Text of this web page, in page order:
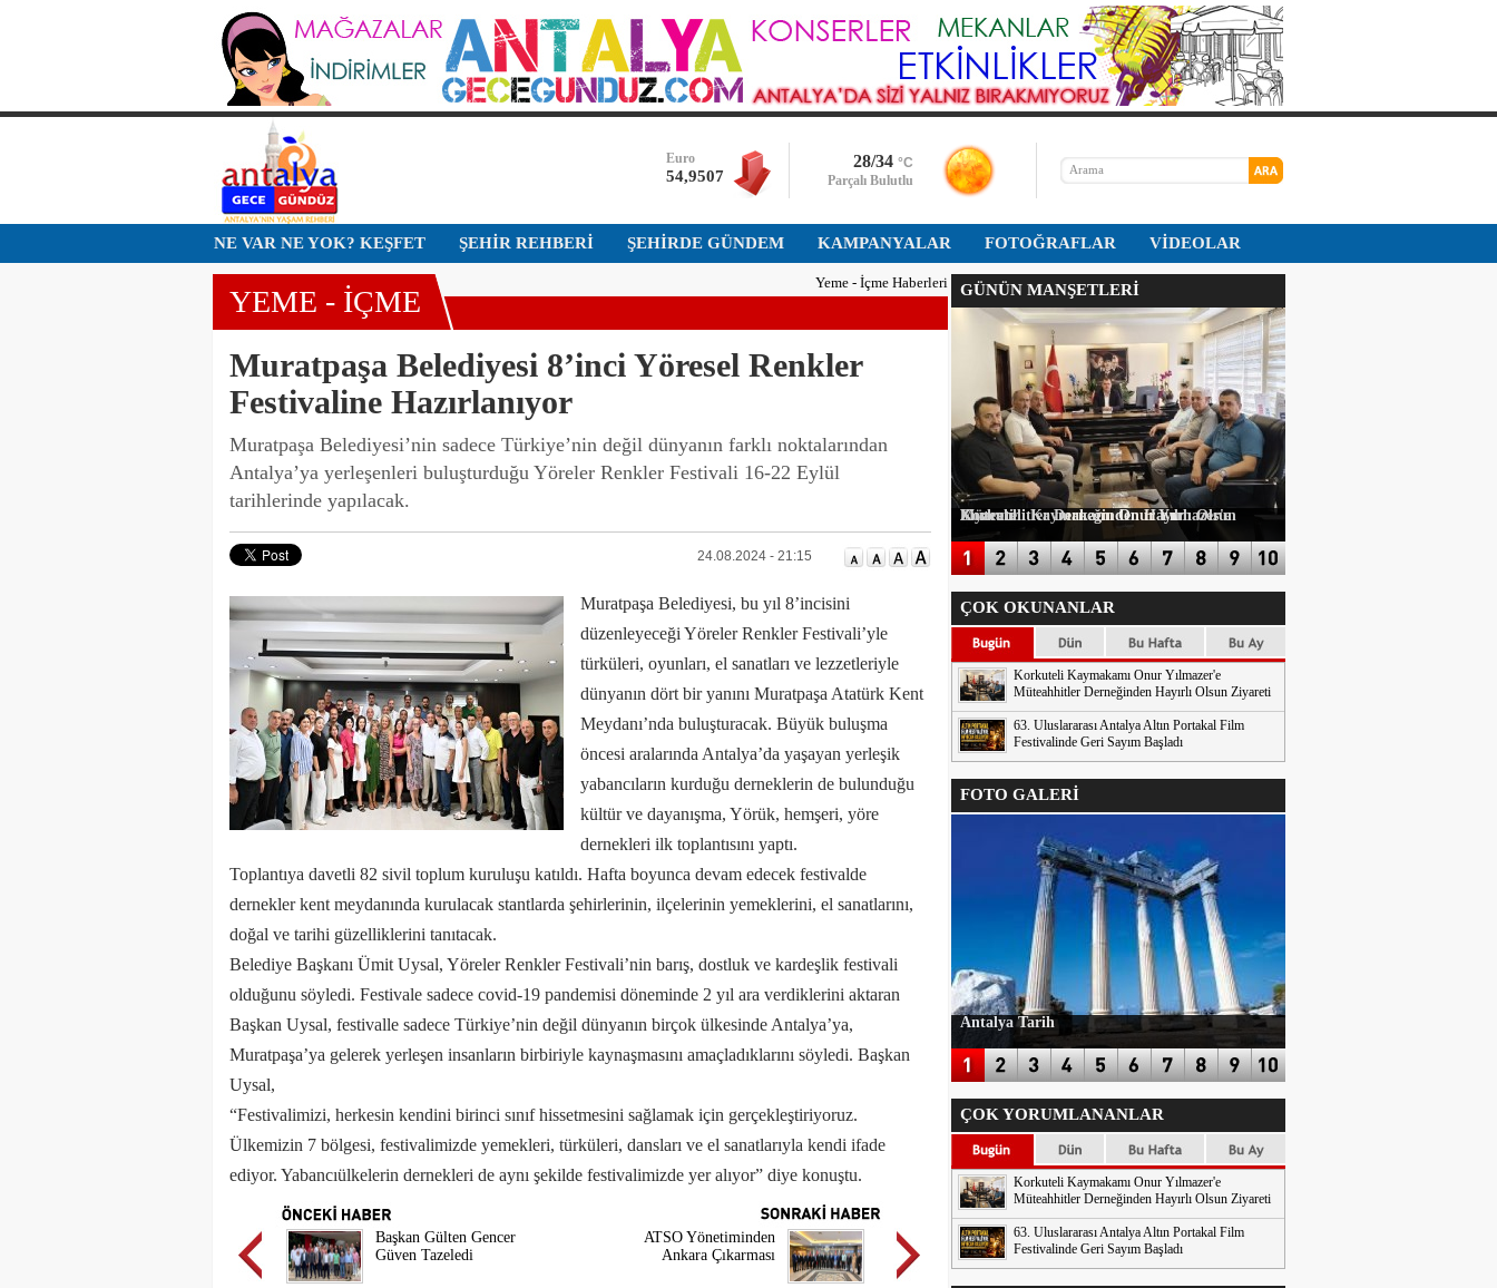
Bist-100
13.798,820
Dolar
47,5922
Euro
54,9507
Altın
6.482,627
Dolar
47,5922
28/34 °C
Parçalı Bulutlu
NE VAR NE YOK? KEŞFET ŞEHİR REHBERİ ŞEHİRDE GÜNDEM KAMPANYALAR FOTOĞRAFLAR VİDEOLAR
Yeme - İçme Haberleri
YEME - İÇME
Muratpaşa Belediyesi 8’inci Yöresel Renkler
Festivaline Hazırlanıyor
Muratpaşa Belediyesi’nin sadece Türkiye’nin değil dünyanın farklı noktalarından
Antalya’ya yerleşenleri buluşturduğu Yöreler Renkler Festivali 16-22 Eylül
tarihlerinde yapılacak.
24.08.2024 - 21:15
Muratpaşa Belediyesi, bu yıl 8’incisini
düzenleyeceği Yöreler Renkler Festivali’yle
türküleri, oyunları, el sanatları ve lezzetleriyle
dünyanın dört bir yanını Muratpaşa Atatürk Kent
Meydanı’nda buluşturacak. Büyük buluşma
öncesi aralarında Antalya’da yaşayan yerleşik
yabancıların kurduğu derneklerin de bulunduğu
kültür ve dayanışma, Yörük, hemşeri, yöre
dernekleri ilk toplantısını yaptı.
Toplantıya davetli 82 sivil toplum kuruluşu katıldı. Hafta boyunca devam edecek festivalde
dernekler kent meydanında kurulacak stantlarda şehirlerinin, ilçelerinin yemeklerini, el sanatlarını,
doğal ve tarihi güzelliklerini tanıtacak.
Belediye Başkanı Ümit Uysal, Yöreler Renkler Festivali’nin barış, dostluk ve kardeşlik festivali
olduğunu söyledi. Festivale sadece covid-19 pandemisi döneminde 2 yıl ara verdiklerini aktaran
Başkan Uysal, festivalle sadece Türkiye’nin değil dünyanın birçok ülkesinde Antalya’ya,
Muratpaşa’ya gelerek yerleşen insanların birbiriyle kaynaşmasını amaçladıklarını söyledi. Başkan
Uysal,
“Festivalimizi, herkesin kendini birinci sınıf hissetmesini sağlamak için gerçekleştiriyoruz.
Ülkemizin 7 bölgesi, festivalimizde yemekleri, türküleri, dansları ve el sanatlarıyla kendi ifade
ediyor. Yabancıülkelerin dernekleri de aynı şekilde festivalimizde yer alıyor” diye konuştu.
Başkan Gülten Gencer
Güven Tazeledi
ATSO Yönetiminden
Ankara Çıkarması
GÜNÜN MANŞETLERİ
Korkuteli Kaymakamı Onur Yılmazer'e Müteahhitler Derneğinden Hayırlı Olsun Ziyareti
ÇOK OKUNANLAR
Korkuteli Kaymakamı Onur Yılmazer'e
Müteahhitler Derneğinden Hayırlı Olsun Ziyareti
63. Uluslararası Antalya Altın Portakal Film
Festivalinde Geri Sayım Başladı
FOTO GALERİ
Antalya Tarih
ÇOK YORUMLANANLAR
Korkuteli Kaymakamı Onur Yılmazer'e
Müteahhitler Derneğinden Hayırlı Olsun Ziyareti
63. Uluslararası Antalya Altın Portakal Film
Festivalinde Geri Sayım Başladı